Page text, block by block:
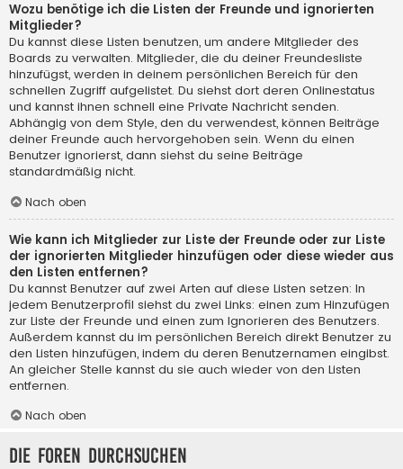
Wozu benötige ich die Listen der Freunde und ignorierten
Mitglieder?
Du kannst diese Listen benutzen, um andere Mitglieder des
Boards zu verwalten. Mitglieder, die du deiner Freundesliste
hinzufügst, werden in deinem persönlichen Bereich für den
schnellen Zugriff aufgelistet. Du siehst dort deren Onlinestatus
und kannst ihnen schnell eine Private Nachricht senden.
Abhängig von dem Style, den du verwendest, können Beiträge
deiner Freunde auch hervorgehoben sein. Wenn du einen
Benutzer ignorierst, dann siehst du seine Beiträge
standardmäßig nicht.
Nach oben
Wie kann ich Mitglieder zur Liste der Freunde oder zur Liste
der ignorierten Mitglieder hinzufügen oder diese wieder aus
den Listen entfernen?
Du kannst Benutzer auf zwei Arten auf diese Listen setzen: In
jedem Benutzerprofil siehst du zwei Links: einen zum Hinzufügen
zur Liste der Freunde und einen zum Ignorieren des Benutzers.
Außerdem kannst du im persönlichen Bereich direkt Benutzer zu
den Listen hinzufügen, indem du deren Benutzernamen eingibst.
An gleicher Stelle kannst du sie auch wieder von den Listen
entfernen.
Nach oben
Die Foren durchsuchen